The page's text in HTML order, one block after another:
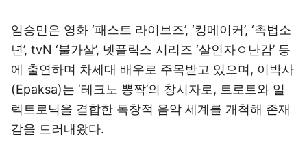
임승민은 영화 ‘패스트 라이브즈’, ‘킹메이커’, ‘촉법소
년’, tvN ‘불가살’, 넷플릭스 시리즈 ‘살인자ㅇ난감’ 등
에 출연하며 차세대 배우로 주목받고 있으며, 이박사
(Epaksa)는 ‘테크노 뽕짝’의 창시자로, 트로트와 일
렉트로닉을 결합한 독창적 음악 세계를 개척해 존재
감을 드러내왔다.